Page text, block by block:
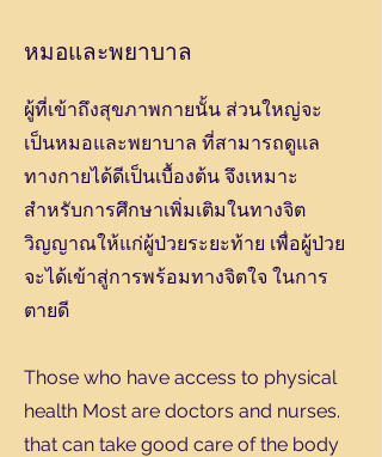
หมอและพยาบาล
ผู้ที่เข้าถึงสุขภาพกายนั้น ส่วนใหญ่จะ
เป็นหมอและพยาบาล ที่สามารถดูแล
ทางกายได้ดีเป็นเบื้องต้น จึงเหมาะ
สำหรับการศึกษาเพิ่มเติมในทางจิต
วิญญาณให้แก่ผู้ป่วยระยะท้าย เพื่อผู้ป่วย
จะได้เข้าสู่การพร้อมทางจิตใจ ในการ
ตายดี
Those who have access to physical
health Most are doctors and nurses.
that can take good care of the body